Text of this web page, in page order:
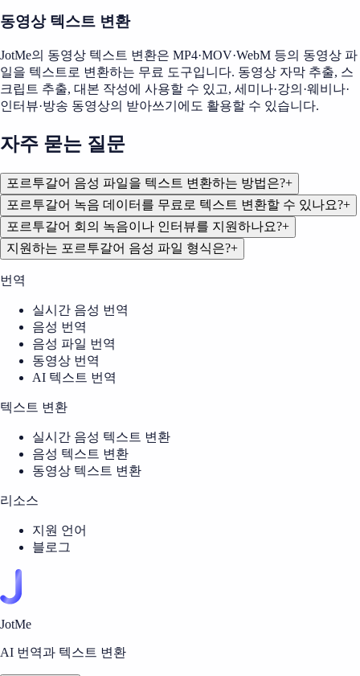
동영상 텍스트 변환
JotMe의 동영상 텍스트 변환은 MP4·MOV·WebM 등의 동영상 파
일을 텍스트로 변환하는 무료 도구입니다. 동영상 자막 추출, 스
크립트 추출, 대본 작성에 사용할 수 있고, 세미나·강의·웨비나·
인터뷰·방송 동영상의 받아쓰기에도 활용할 수 있습니다.
자주 묻는 질문
포르투갈어 음성 파일을 텍스트 변환하는 방법은?+
포르투갈어 녹음 데이터를 무료로 텍스트 변환할 수 있나요?+
포르투갈어 회의 녹음이나 인터뷰를 지원하나요?+
지원하는 포르투갈어 음성 파일 형식은?+
번역
실시간 음성 번역
음성 번역
음성 파일 번역
동영상 번역
AI 텍스트 번역
텍스트 변환
실시간 음성 텍스트 변환
음성 텍스트 변환
동영상 텍스트 변환
리소스
지원 언어
블로그
JotMe
AI 번역과 텍스트 변환